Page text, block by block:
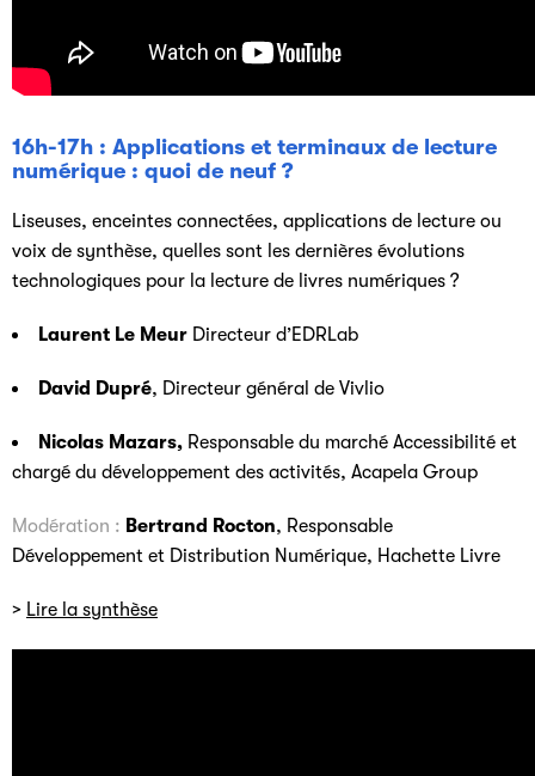
16h-17h : Applications et terminaux de lecture
numérique : quoi de neuf ?
Liseuses, enceintes connectées, applications de lecture ou
voix de synthèse, quelles sont les dernières évolutions
technologiques pour la lecture de livres numériques ?
Laurent Le Meur Directeur d’EDRLab
David Dupré, Directeur général de Vivlio
Nicolas Mazars, Responsable du marché Accessibilité et
chargé du développement des activités, Acapela Group
Modération : Bertrand Rocton, Responsable
Développement et Distribution Numérique, Hachette Livre
> Lire la synthèse